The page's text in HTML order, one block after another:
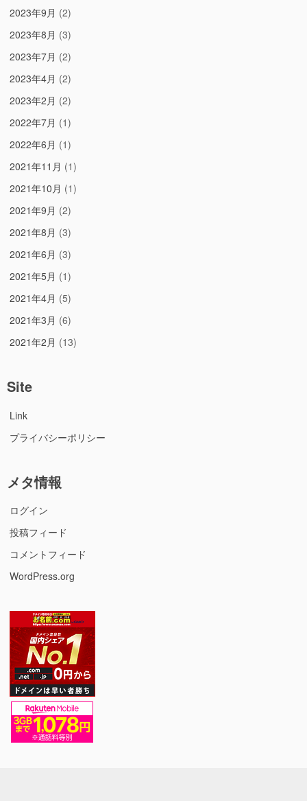
2023年9月 (2)
2023年8月 (3)
2023年7月 (2)
2023年4月 (2)
2023年2月 (2)
2022年7月 (1)
2022年6月 (1)
2021年11月 (1)
2021年10月 (1)
2021年9月 (2)
2021年8月 (3)
2021年6月 (3)
2021年5月 (1)
2021年4月 (5)
2021年3月 (6)
2021年2月 (13)
Site
Link
プライバシーポリシー
メタ情報
ログイン
投稿フィード
コメントフィード
WordPress.org